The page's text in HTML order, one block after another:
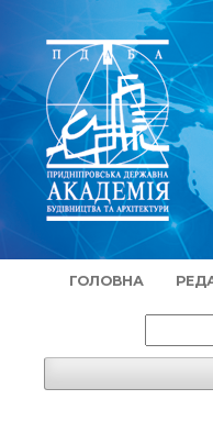
ГОЛОВНА